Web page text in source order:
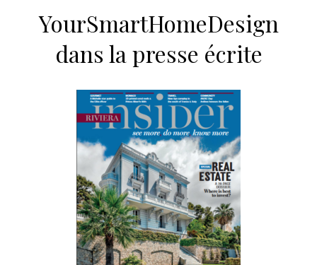
YourSmartHomeDesign
dans la presse écrite